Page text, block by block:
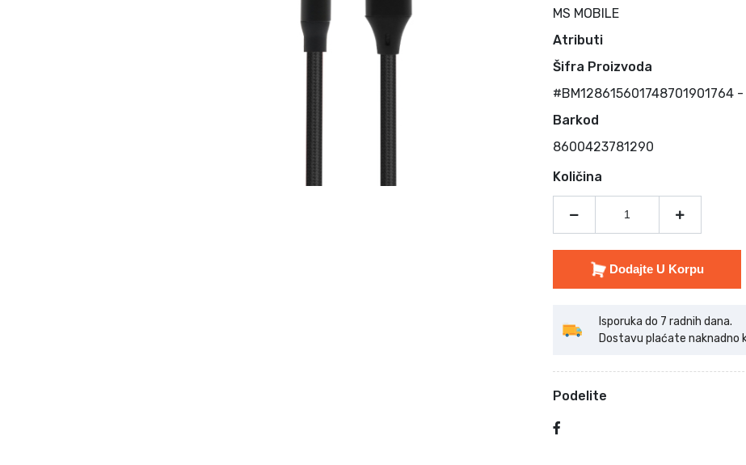
MS MOBILE
Atributi
Šifra Proizvoda
#BM128615601748701901764 -
Barkod
8600423781290
Količina
Dodajte U Korpu
Isporuka do 7 radnih dana.
Dostavu plaćate naknadno
Podelite